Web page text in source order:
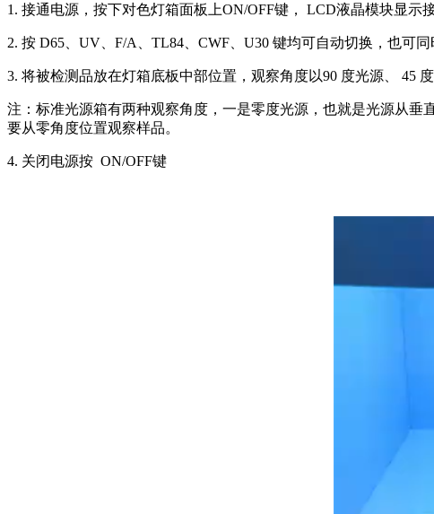
1. 接通电源，按下对色灯箱面板上ON/OFF键， LCD液晶模块显
2. 按 D65、UV、F/A、TL84、CWF、U30 键均可自动切换，也可
3. 将被检测品放在灯箱底板中部位置，观察角度以90 度光源、 45
注：标准光源箱有两种观察角度，一是零度光源，也就是光源从垂
要从零角度位置观察样品。
4. 关闭电源按 ON/OFF键